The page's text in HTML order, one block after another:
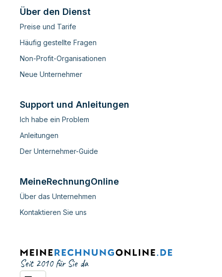
Über den Dienst
Preise und Tarife
Häufig gestellte Fragen
Non-Profit-Organisationen
Neue Unternehmer
Support und Anleitungen
Ich habe ein Problem
Anleitungen
Der Unternehmer-Guide
MeineRechnungOnline
Über das Unternehmen
Kontaktieren Sie uns
Seit 2010 für Sie da